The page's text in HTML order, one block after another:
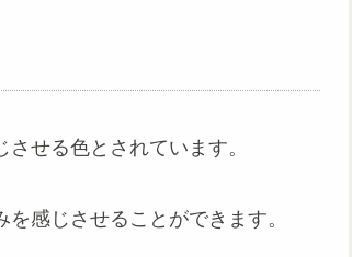
せる色とされています。
感じさせることができます。